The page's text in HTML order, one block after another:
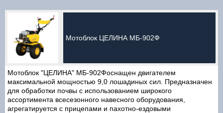
Мотоблок ЦЕЛИНА МБ-902Ф
Мотоблок "ЦЕЛИНА" МБ-902Фоснащен двигателем
максимальной мощностью 9,0 лошадиных сил. Предназначен
для обработки почвы с использованием широкого
ассортимента всесезонного навесного оборудования,
агрегатируется с прицепами и пахотно-ездовыми